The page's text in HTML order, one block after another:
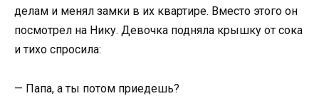
делам и менял замки в их квартире. Вместо этого он
посмотрел на Нику. Девочка подняла крышку от сока
и тихо спросила:
— Папа, а ты потом приедешь?